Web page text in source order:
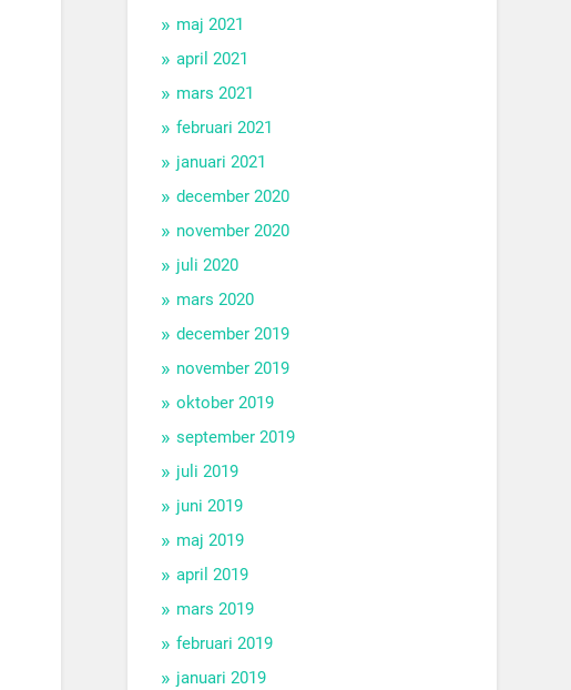
maj 2021
april 2021
mars 2021
februari 2021
januari 2021
december 2020
november 2020
juli 2020
mars 2020
december 2019
november 2019
oktober 2019
september 2019
juli 2019
juni 2019
maj 2019
april 2019
mars 2019
februari 2019
januari 2019